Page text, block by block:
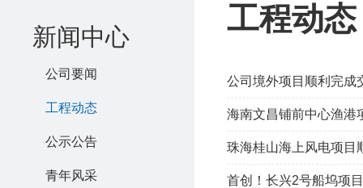
新闻中心
公司要闻
工程动态
公示公告
青年风采
工程动态
公司境外项目顺利完成
海南文昌铺前中心渔港
珠海桂山海上风电项目
首创！长兴2号船坞项